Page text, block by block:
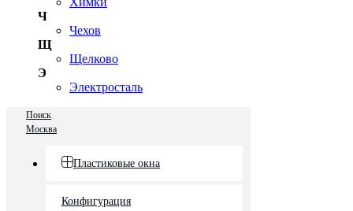
Ч
Чехов
Щ
Щелково
Э
Электросталь
Поиск
Москва
Пластиковые окна
Конфигурация